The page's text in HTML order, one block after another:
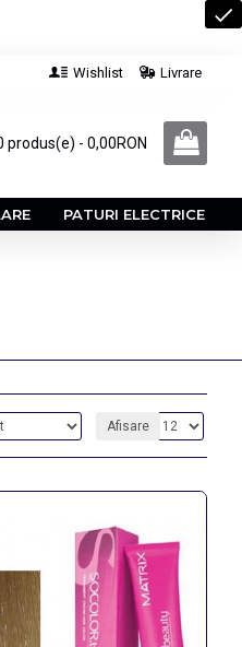
Wishlist Livrare
produs(e) - 0,00RON
PATURI ELECTRICE
Afisare